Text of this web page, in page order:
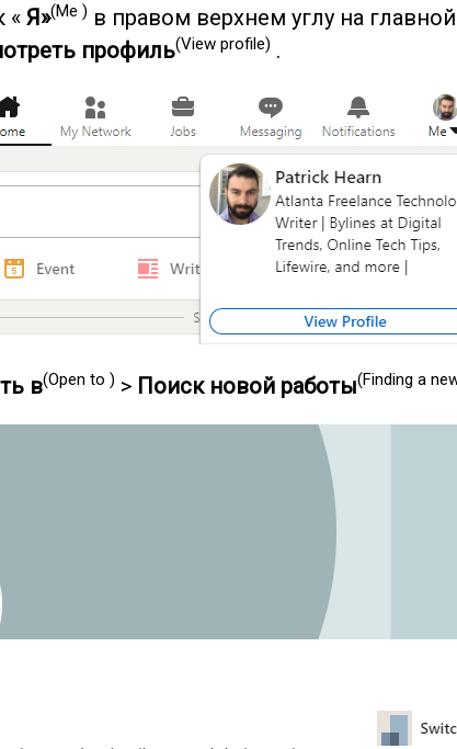
« Я»(Me ) в правом верхнем углу на
профиль(View profile) .
в(Open to ) > Поиск новой работы(Finding a